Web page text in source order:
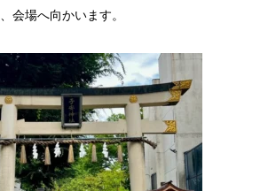
会場へ向かいます。